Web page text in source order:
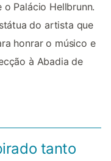
Palácio Hellbrunn.
do artista que
honrar o músico e
à Abadia de
tanto